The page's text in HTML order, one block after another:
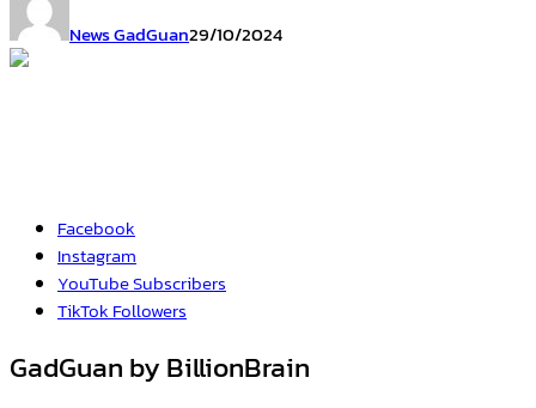
News GadGuan29/10/2024
Facebook
Instagram
YouTubeSubscribers
TikTok Followers
GadGuan by BillionBrain